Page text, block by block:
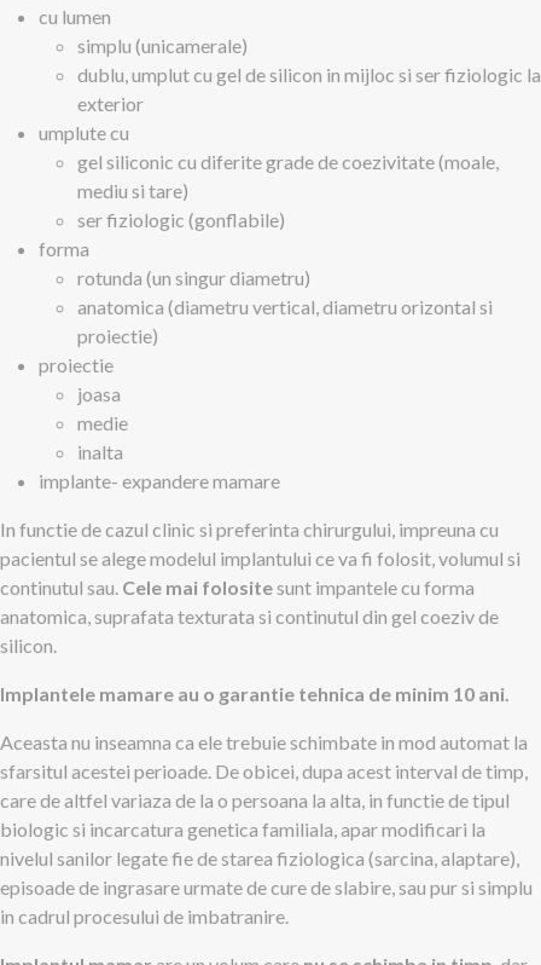
cu lumen
simplu (unicamerale)
dublu, umplut cu gel de silicon in mijloc si ser fiziologic la
exterior
umplute cu
gel siliconic cu diferite grade de coezivitate (moale,
mediu si tare)
ser fiziologic (gonflabile)
forma
rotunda (un singur diametru)
anatomica (diametru vertical, diametru orizontal si
proiectie)
proiectie
joasa
medie
inalta
implante- expandere mamare
In functie de cazul clinic si preferinta chirurgului, impreuna cu
pacientul se alege modelul implantului ce va fi folosit, volumul si
continutul sau. Cele mai folositesunt impantele cu forma
anatomica, suprafata texturata si continutul din gel coeziv de
silicon.
Implantele mamare au o garantie tehnica de minim 10 ani.
Aceasta nu inseamna ca ele trebuie schimbate in mod automat la
sfarsitul acestei perioade. De obicei, dupa acest interval de timp,
care de altfel variaza de la o persoana la alta, in functie de tipul
biologic si incarcatura genetica familiala, apar modificari la
nivelul sanilor legate fie de starea fiziologica (sarcina, alaptare),
episoade de ingrasare urmate de cure de slabire, sau pur si simplu
in cadrul procesului de imbatranire.